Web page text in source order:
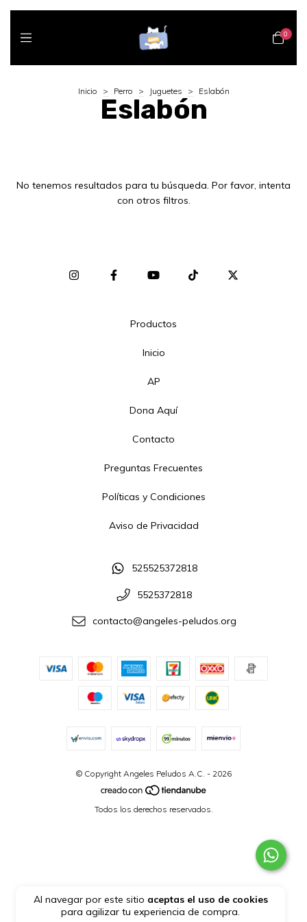
0
Al navegar por este sitio aceptas el uso de cookies
para agilizar tu experiencia de compra.
Inicio > Perro > Juguetes > Eslabón
Eslabón
No tenemos resultados para tu búsqueda. Por favor, intenta
con otros filtros.
Productos
Inicio
AP
Dona Aquí
Contacto
Preguntas Frecuentes
Políticas y Condiciones
Aviso de Privacidad
525525372818
5525372818
contacto@angeles-peludos.org
© Copyright Angeles Peludos A.C. - 2026
Todos los derechos reservados.